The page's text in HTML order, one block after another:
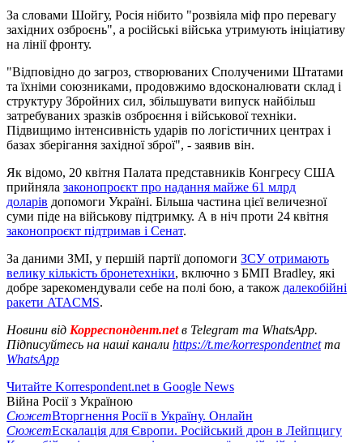
За словами Шойгу, Росія нібито "розвіяла міф про перевагу
західних озброєнь", а російські війська утримують ініціативу
на лінії фронту.
"Відповідно до загроз, створюваних Сполученими Штатами
та їхніми союзниками, продовжимо вдосконалювати склад і
структуру Збройних сил, збільшувати випуск найбільш
затребуваних зразків озброєння і військової техніки.
Підвищимо інтенсивність ударів по логістичних центрах і
базах зберігання західної зброї", - заявив він.
Як відомо, 20 квітня Палата представників Конгресу США
прийняла законопроєкт про надання майже 61 млрд
доларів допомоги Україні. Більша частина цієї величезної
суми піде на військову підтримку. А в ніч проти 24 квітня
законопроєкт підтримав і Сенат.
За даними ЗМІ, у першій партії допомоги ЗСУ отримають
велику кількість бронетехніки, включно з БМП Bradley, які
добре зарекомендували себе на полі бою, а також далекобійні
ракети ATACMS.
Новини від Корреспондент.netв Telegram та WhatsApp.
Підписуйтесь на наші канали https://t.me/korrespondentnetта
WhatsApp
Читайте Korrespondent.net в Google News
Війна Росії з Україною
СюжетВторгнення Росії в Україну. Онлайн
СюжетЕскалація для Європи. Російський дрон в Лейпцигу